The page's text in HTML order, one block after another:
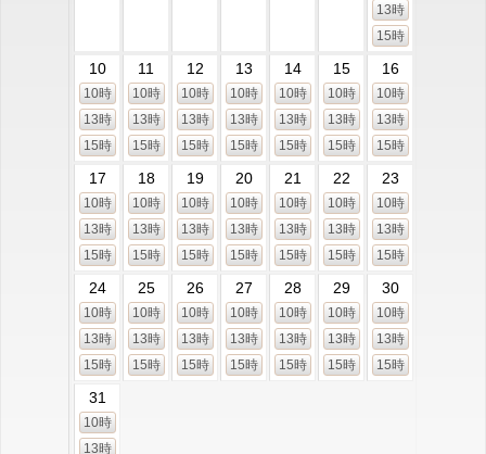
13時
15時
10
10時
13時
15時
11
10時
13時
15時
12
10時
13時
15時
13
10時
13時
15時
14
10時
13時
15時
15
10時
13時
15時
16
10時
13時
15時
17
10時
13時
15時
18
10時
13時
15時
19
10時
13時
15時
20
10時
13時
15時
21
10時
13時
15時
22
10時
13時
15時
23
10時
13時
15時
24
10時
13時
15時
25
10時
13時
15時
26
10時
13時
15時
27
10時
13時
15時
28
10時
13時
15時
29
10時
13時
15時
30
10時
13時
15時
31
10時
13時